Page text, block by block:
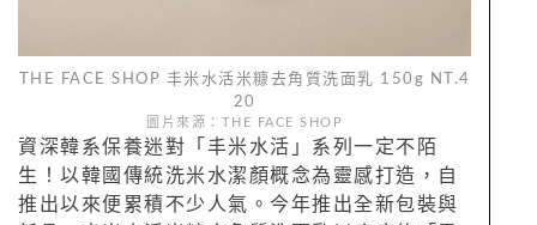
THE FACE SHOP 丰米水活米糠去角質洗面乳 150g NT.4
20
圖片來源：THE FACE SHOP
資深韓系保養迷對「丰米水活」系列一定不陌
生！以韓國傳統洗米水潔顏概念為靈感打造，自
推出以來便累積不少人氣。今年推出全新包裝與